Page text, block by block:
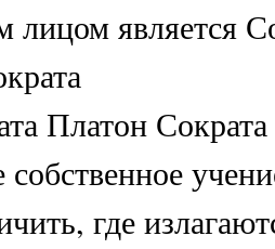
лицом является
Платон
собственное
где